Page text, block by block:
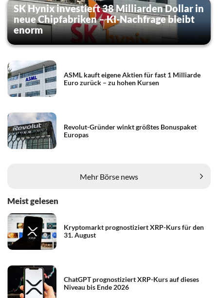
SK Hynix investiert 38 Milliarden Dollar in
neue Chipfabriken – KI-Nachfrage bleibt
enorm
ASML kauft eigene Aktien für fast 1 Milliarde
Euro zurück – zu hohen Kursen
Revolut-Gründer winkt größtes Bonuspaket
Europas
Mehr Börse news
Meist gelesen
Kryptomarkt prognostiziert XRP-Kurs für den
31. August
ChatGPT prognostiziert XRP-Kurs auf dieses
Niveau bis Ende 2026